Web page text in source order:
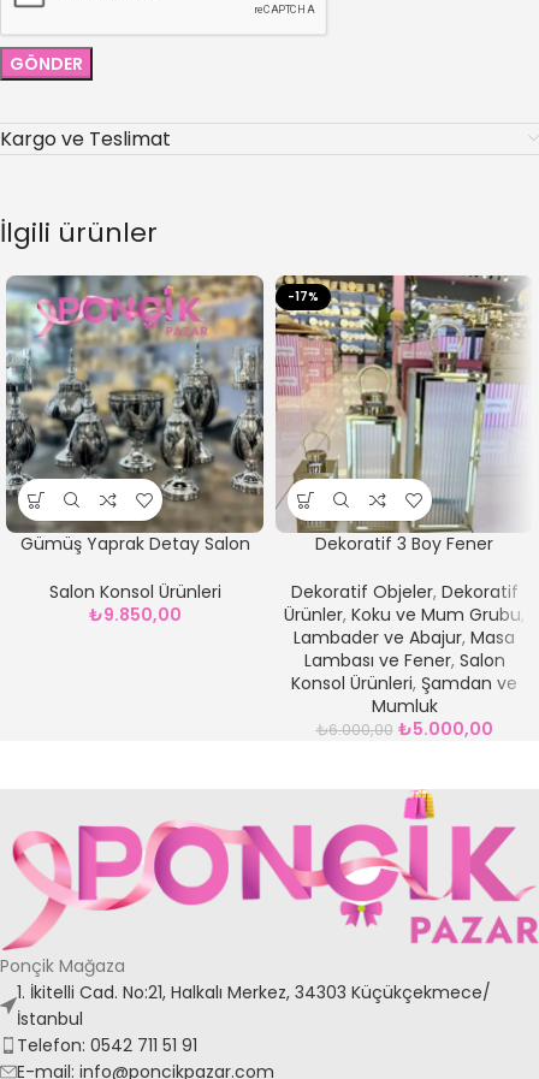
Kargo ve Teslimat
İlgili ürünler
Gümüş Yaprak Detay Salon
Salon Konsol Ürünleri
₺9.850,00
-17%
Dekoratif 3 Boy Fener
Dekoratif Objeler, Dekoratif
Ürünler, Koku ve Mum Grubu,
Lambader ve Abajur, Masa
Lambası ve Fener, Salon
Konsol Ürünleri, Şamdan ve
Mumluk
₺6.000,00 ₺5.000,00
Ponçik Mağaza
1. İkitelli Cad. No:21, Halkalı Merkez, 34303 Küçükçekmece/
İstanbul
Telefon: 0542 711 51 91
E-mail: info@poncikpazar.com